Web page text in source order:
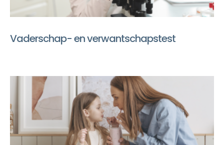
Vaderschap- en verwantschapstest